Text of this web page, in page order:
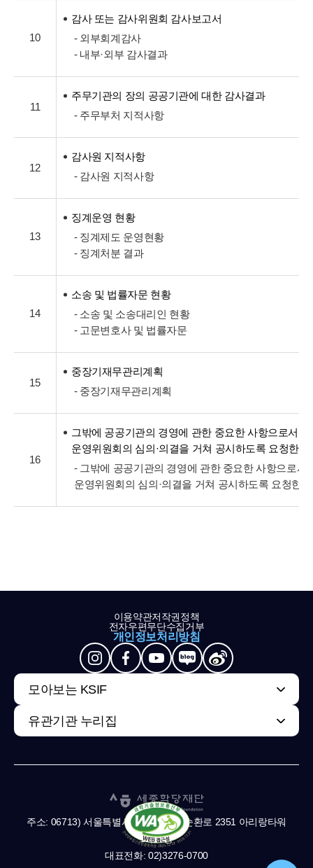
10
감사 또는 감사위원회 감사보고서
- 외부회계감사
- 내부·외부 감사결과
11
주무기관의 장의 공공기관에 대한 감사결과
- 주무부처 지적사항
12
감사원 지적사항
- 감사원 지적사항
13
징계운영 현황
- 징계제도 운영현황
- 징계처분 결과
14
소송 및 법률자문 현황
- 소송 및 소송대리인 현황
- 고문변호사 및 법률자문
15
중장기재무관리계획
- 중장기재무관리계획
16
그밖에 공공기관의 경영에 관한 중요한 사항으로서
운영위원회의 심의·의결을 거쳐 공시하도록 요청한
- 그밖에 공공기관의 경영에 관한 중요한 사항으로서
운영위원회의 심의·의결을 거쳐 공시하도록 요청한
이용약관저작권정책
전자우편무단수집거부
개인정보처리방침
모아보는 KSIF
유관기관 누리집
주소: 06713) 서울특별시 서초구 남부순환로 2351 아리랑타워
11,13층
대표전화: 02)3276-0700